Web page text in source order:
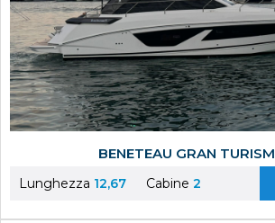
BENETEAU GRAN
Lunghezza 12,67 Cabine 2